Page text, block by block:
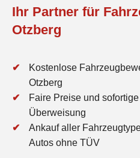
Ihr Partner für
Otzberg
Kostenlose
Otzberg
Faire Preise und
Überweisung
Ankauf aller
Autos ohne TÜV